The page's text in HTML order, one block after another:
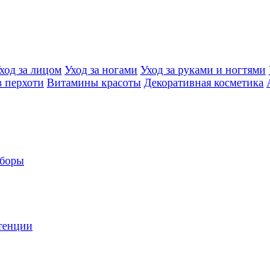
за лицом Уход за ногами Уход за руками и ногтями
перхоти Витамины красоты Декоративная косметика